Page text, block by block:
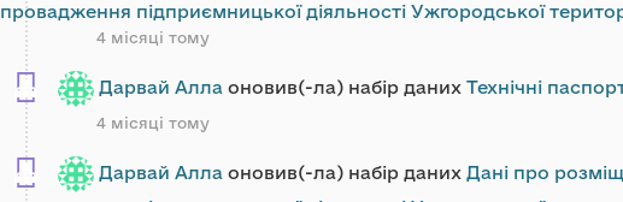
провадження підприємницької діяльності Ужгородської
4 місяці тому
Дарвай Алла оновив(-ла) набір даних Технічні
4 місяці тому
Дарвай Алла оновив(-ла) набір даних Дані про